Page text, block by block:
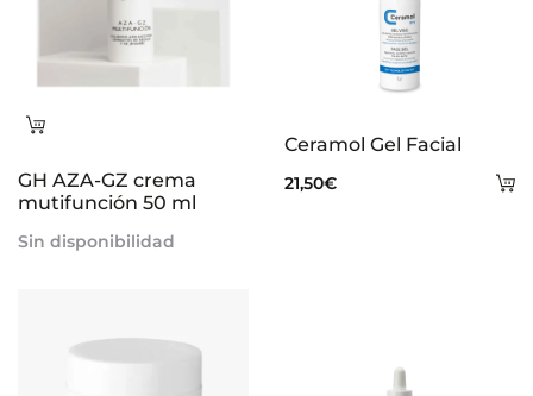
Leer
GH AZA-GZ crema
mutifunción 50 ml
Sin disponibilidad
Ceramol Gel Facial
21,50€